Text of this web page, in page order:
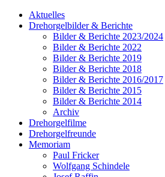
Aktuelles
Drehorgelbilder & Berichte
Bilder & Berichte 2023/2024
Bilder & Berichte 2022
Bilder & Berichte 2019
Bilder & Berichte 2018
Bilder & Berichte 2016/2017
Bilder & Berichte 2015
Bilder & Berichte 2014
Archiv
Drehorgelfilme
Drehorgelfreunde
Memoriam
Paul Fricker
Wolfgang Schindele